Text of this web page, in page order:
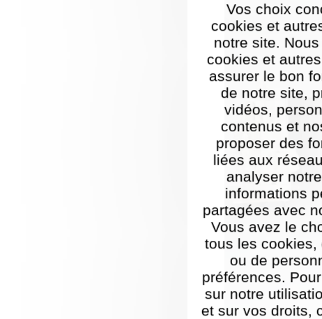
Vos choix
cookies et
notre site.
cookies et
assurer le bon
de notre site,
vidéos,
contenus et
proposer des
liées aux
analyser
informations
partagées avec
Vous avez le
tous les cookies,
ou de
préférences.
sur notre
et sur vos droits,